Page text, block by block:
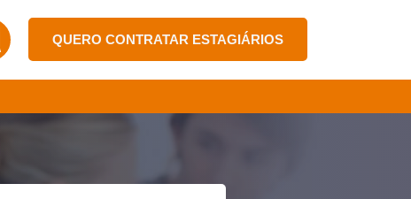
QUERO CONTRATAR ESTAGIÁRIOS